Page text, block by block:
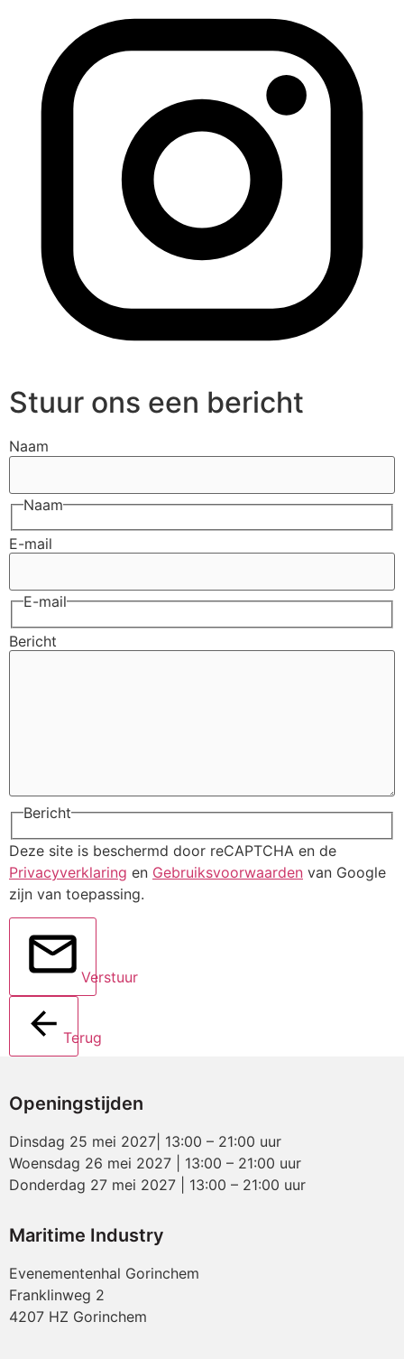
Stuur ons een bericht
Naam
Naam
E-mail
E-mail
Bericht
Bericht
Deze site is beschermd door reCAPTCHA en de
Privacyverklaring en Gebruiksvoorwaarden van Google
zijn van toepassing.
Verstuur
Terug
Openingstijden
Dinsdag 25 mei 2027| 13:00 – 21:00 uur
Woensdag 26 mei 2027 | 13:00 – 21:00 uur
Donderdag 27 mei 2027 | 13:00 – 21:00 uur
Maritime Industry
Evenementenhal Gorinchem
Franklinweg 2
4207 HZ Gorinchem